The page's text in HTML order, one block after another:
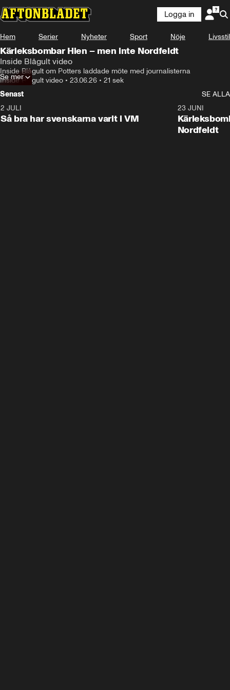
Logga in
Hem Serier Nyheter Sport Nöje Livsstil
Kärleksbombar Hien – men inte Nordfeldt
Inside Blågult video
Inside Blågult om Potters laddade möte med journalisterna
Inside Blågult video • 23.06.26 • 21 sek
Se mer
Senast
SE ALLA
2 JULI
Så bra har svenskarna varit i VM
23 JUNI
Nordfeldt